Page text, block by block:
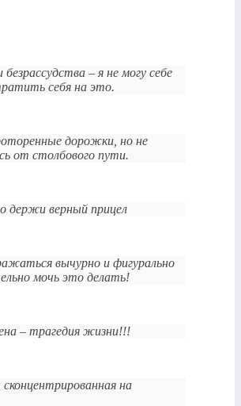
– я не могу себе
себя на это.
дорожки, но не
от столбового пути.
держи верный прицел
вычурно и фигурально
мочь это делать!
– трагедия жизни!!!
на